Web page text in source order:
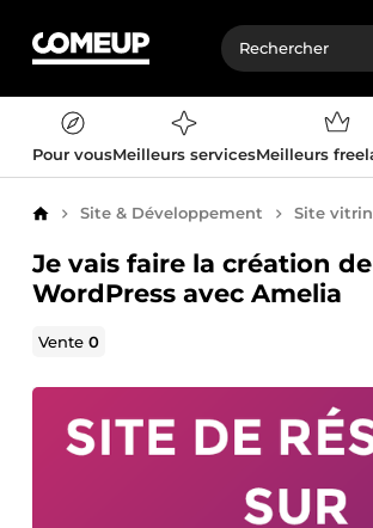
Pour vousMeilleurs servicesMeilleurs
AccueilSite & Développement Site
Je vais faire la création
WordPress avec Amelia
Vente0